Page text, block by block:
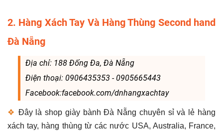
2. Hàng Xách Tay Và Hàng Thùng Second hand
Đà Nẵng
Địa chỉ: 188 Đống Đa, Đà Nẵng
Điện thoại: 0906435353 - 0905665443
Facebook:facebook.com/dnhangxachtay
❖ Đây là shop giày bành Đà Nẵng chuyên sỉ và lẻ hàng
xách tay, hàng thùng từ các nước USA, Australia, France,